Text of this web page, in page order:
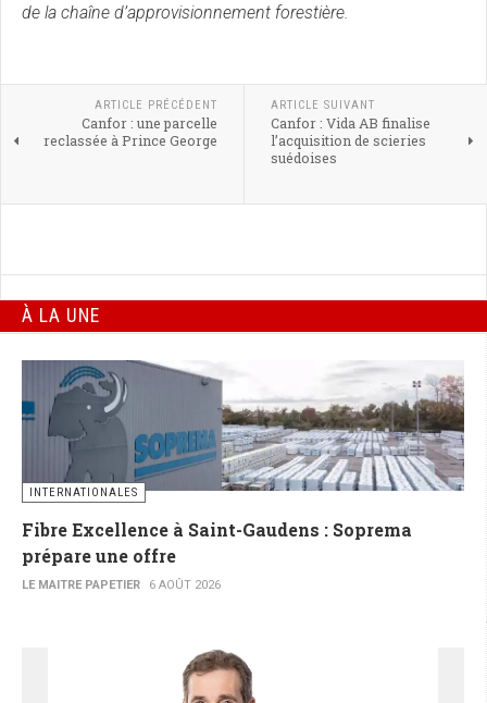
de la chaîne d’approvisionnement forestière.
ARTICLE PRÉCÉDENT
Canfor : une parcelle
reclassée à Prince George
ARTICLE SUIVANT
Canfor : Vida AB finalise
l’acquisition de scieries
suédoises
À LA UNE
INTERNATIONALES
Fibre Excellence à Saint-Gaudens : Soprema
prépare une offre
LE MAITRE PAPETIER 6 AOÛT 2026